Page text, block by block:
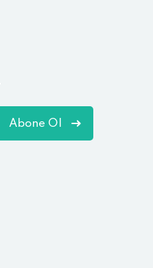
Abone Ol